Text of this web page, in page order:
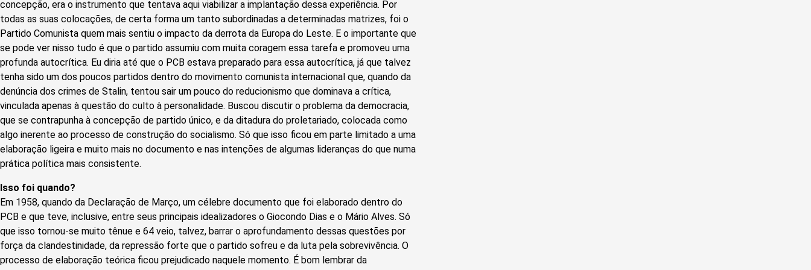
concepção, era o instrumento que tentava aqui viabilizar a implantação dessa experiência. Por
todas as suas colocações, de certa forma um tanto subordinadas a determinadas matrizes, foi o
Partido Comunista quem mais sentiu o impacto da derrota da Europa do Leste. E o importante que
se pode ver nisso tudo é que o partido assumiu com muita coragem essa tarefa e promoveu uma
profunda autocrítica. Eu diria até que o PCB estava preparado para essa autocrítica, já que talvez
tenha sido um dos poucos partidos dentro do movimento comunista internacional que, quando da
denúncia dos crimes de Stalin, tentou sair um pouco do reducionismo que dominava a crítica,
vinculada apenas à questão do culto à personalidade. Buscou discutir o problema da democracia,
que se contrapunha à concepção de partido único, e da ditadura do proletariado, colocada como
algo inerente ao processo de construção do socialismo. Só que isso ficou em parte limitado a uma
elaboração ligeira e muito mais no documento e nas intenções de algumas lideranças do que numa
prática política mais consistente.
Isso foi quando?
Em 1958, quando da Declaração de Março, um célebre documento que foi elaborado dentro do
PCB e que teve, inclusive, entre seus principais idealizadores o Giocondo Dias e o Mário Alves. Só
que isso tornou-se muito tênue e 64 veio, talvez, barrar o aprofundamento dessas questões por
força da clandestinidade, da repressão forte que o partido sofreu e da luta pela sobrevivência. O
processo de elaboração teórica ficou prejudicado naquele momento. É bom lembrar da